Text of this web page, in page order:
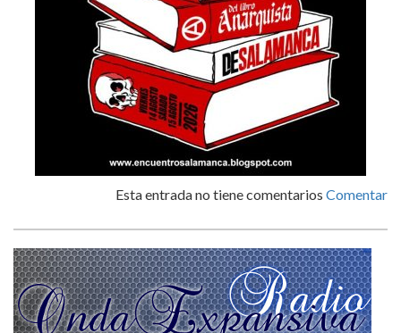
Esta entrada no tiene comentarios Comentar